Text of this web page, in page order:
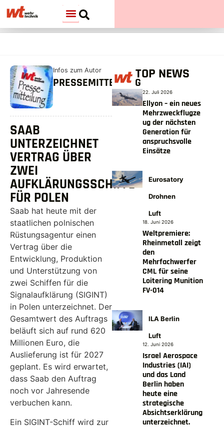
Infos zum Autor
PRESSEMITTEILUNG
SAAB
UNTERZEICHNET
VERTRAG ÜBER
ZWEI
AUFKLÄRUNGSSCHIFFE
FÜR POLEN
Saab hat heute mit der
staatlichen polnischen
Rüstungsagentur einen
Vertrag über die
Entwicklung, Produktion
und Unterstützung von
zwei Schiffen für die
Signalaufklärung (SIGINT)
in Polen unterzeichnet. Der
Gesamtwert des Auftrags
beläuft sich auf rund 620
Millionen Euro, die
Auslieferung ist für 2027
geplant. Es wird erwartet,
dass Saab den Auftrag
noch vor Jahresende
verbuchen kann.
Ein SIGINT-Schiff wird zur
TOP NEWS
22. Juli 2026
Ellyon – ein neues
Mehrzweckflugze
ug der nächsten
Generation für
anspruchsvolle
Einsätze
Eurosatory
Drohnen
Luft
18. Juni 2026
Weltpremiere:
Rheinmetall zeigt
den
Mehrfachwerfer
CML für seine
Loitering Munition
FV-014
ILA Berlin
Luft
12. Juni 2026
Israel Aerospace
Industries (IAI)
und das Land
Berlin haben
heute eine
strategische
Absichtserklärung
unterzeichnet.